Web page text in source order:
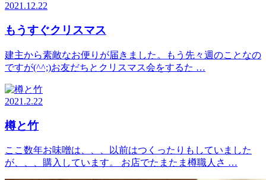
2021.12.22
もうすぐクリスマス
建主から素敵なお便りが届きました。もう先々週のことなの
ですが(^^;)お友だちとクリスマス会をするた …
2021.2.22
樽と竹
ここ数年お味噌は、、、以前はつくったりもしていました
が、、、購入しています。 お店でたまたま樽職人さ …